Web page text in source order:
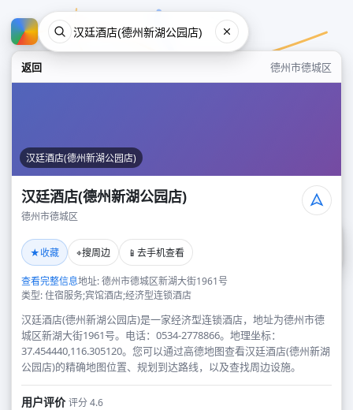
返回 德州市德城区
汉廷酒店(德州新湖公园店)
汉廷酒店(德州新湖公园店)
德州市德城区
★收藏 ⌖搜周边 📱 去手机查看
查看完整信息地址: 德州市德城区新湖大街1961号
类型: 住宿服务;宾馆酒店;经济型连锁酒店
汉廷酒店(德州新湖公园店)是一家经济型连锁酒店，地址为德州市德
城区新湖大街1961号。电话：0534-2778866。地理坐标：
37.454440,116.305120。您可以通过高德地图查看汉廷酒店(德州新湖
公园店)的精确地图位置、规划到达路线，以及查找周边设施。
用户评价评分 4.6